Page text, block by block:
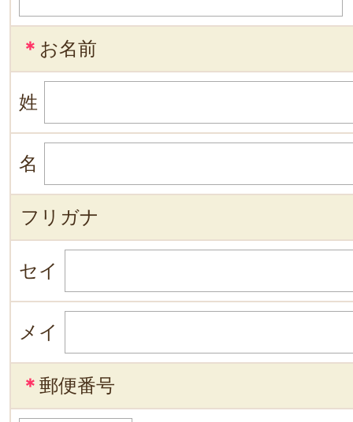
＊ お名前
姓
名
フリガナ
セイ
メイ
＊ 郵便番号